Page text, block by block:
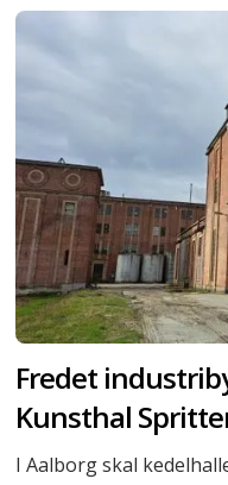
Fredet
Kunsthal
opgravningsfri
I Aalborg skal